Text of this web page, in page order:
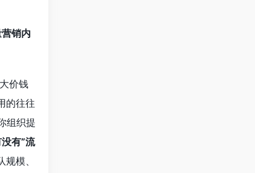
销内
价钱
的往往
组织提
有”流
模、